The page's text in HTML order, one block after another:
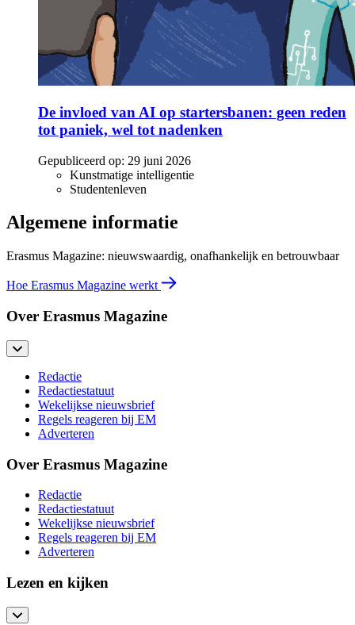
De invloed van AI op startersbanen: geen reden
tot paniek, wel tot nadenken
Gepubliceerd op: 29 juni 2026
Kunstmatige intelligentie
Studentenleven
Algemene informatie
Erasmus Magazine: nieuwswaardig, onafhankelijk en betrouwbaar
Hoe Erasmus Magazine werkt
Over Erasmus Magazine
Redactie
Redactiestatuut
Wekelijkse nieuwsbrief
Regels reageren bij EM
Adverteren
Over Erasmus Magazine
Redactie
Redactiestatuut
Wekelijkse nieuwsbrief
Regels reageren bij EM
Adverteren
Lezen en kijken